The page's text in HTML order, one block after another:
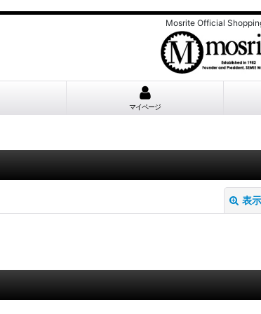
Mosrite Official
マイページ
表